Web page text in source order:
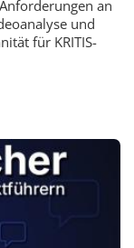
an
und
für KRITIS-